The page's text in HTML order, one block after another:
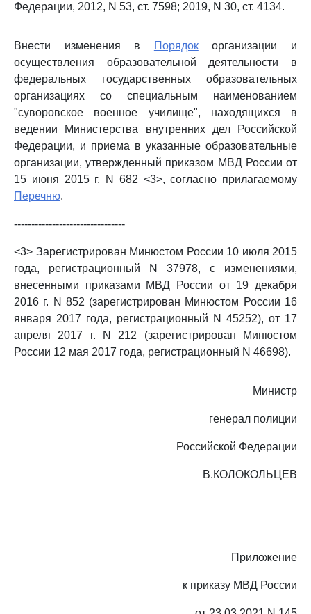
Федерации, 2012, N 53, ст. 7598; 2019, N 30, ст. 4134.
Внести изменения в Порядокорганизации и
осуществления образовательной деятельности в
федеральных государственных образовательных
организациях со специальным наименованием
"суворовское военное училище", находящихся в
ведении Министерства внутренних дел Российской
Федерации, и приема в указанные образовательные
организации, утвержденный приказом МВД России от
15 июня 2015 г. N 682 <3>, согласно прилагаемому
Перечню.
--------------------------------
<3> Зарегистрирован Минюстом России 10 июля 2015
года, регистрационный N 37978, с изменениями,
внесенными приказами МВД России от 19 декабря
2016 г. N 852 (зарегистрирован Минюстом России 16
января 2017 года, регистрационный N 45252), от 17
апреля 2017 г. N 212 (зарегистрирован Минюстом
России 12 мая 2017 года, регистрационный N 46698).
Министр
генерал полиции
Российской Федерации
В.КОЛОКОЛЬЦЕВ
Приложение
к приказу МВД России